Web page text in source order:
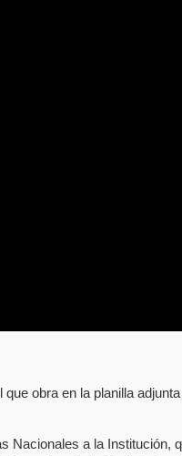
obra en la planilla
Nacionales a la Institución,